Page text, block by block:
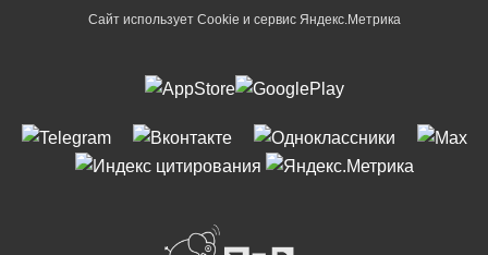
Сайт использует Cookie и сервиc Яндекс.Метрика